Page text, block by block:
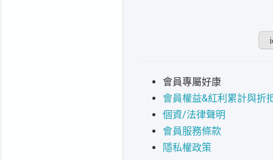
會員專屬好康
會員權益&紅利累計與折
個資/法律聲明
會員服務條款
隱私權政策